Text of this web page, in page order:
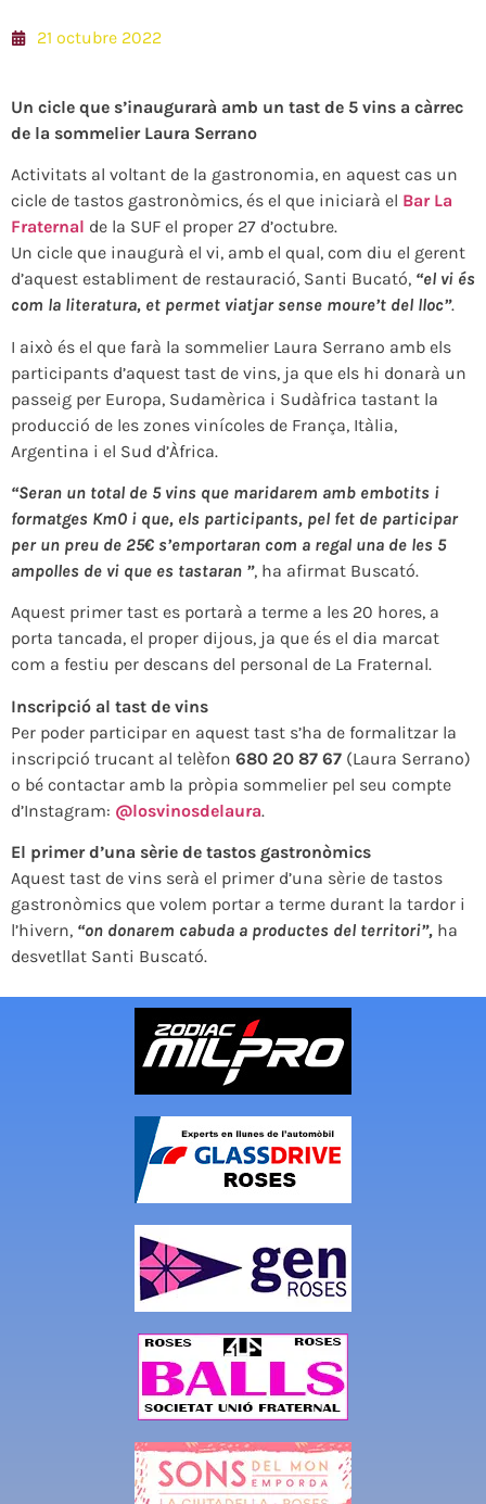
21 octubre 2022
Un cicle que s’inaugurarà amb un tast de 5 vins a càrrec
de la sommelier Laura Serrano
Activitats al voltant de la gastronomia, en aquest cas un
cicle de tastos gastronòmics, és el que iniciarà el Bar La
Fraternal de la SUF el proper 27 d’octubre.
Un cicle que inaugurà el vi, amb el qual, com diu el gerent
d’aquest establiment de restauració, Santi Bucató, “el vi és
com la literatura, et permet viatjar sense moure’t del lloc”.
I això és el que farà la sommelier Laura Serrano amb els
participants d’aquest tast de vins, ja que els hi donarà un
passeig per Europa, Sudamèrica i Sudàfrica tastant la
producció de les zones vinícoles de França, Itàlia,
Argentina i el Sud d’Àfrica.
“Seran un total de 5 vins que maridarem amb embotits i
formatges Km0 i que, els participants, pel fet de participar
per un preu de 25€ s’emportaran com a regal una de les 5
ampolles de vi que es tastaran ”, ha afirmat Buscató.
Aquest primer tast es portarà a terme a les 20 hores, a
porta tancada, el proper dijous, ja que és el dia marcat
com a festiu per descans del personal de La Fraternal.
Inscripció al tast de vins
Per poder participar en aquest tast s’ha de formalitzar la
inscripció trucant al telèfon 680 20 87 67 (Laura Serrano)
o bé contactar amb la pròpia sommelier pel seu compte
d’Instagram: @losvinosdelaura.
El primer d’una sèrie de tastos gastronòmics
Aquest tast de vins serà el primer d’una sèrie de tastos
gastronòmics que volem portar a terme durant la tardor i
l’hivern, “on donarem cabuda a productes del territori”, ha
desvetllat Santi Buscató.